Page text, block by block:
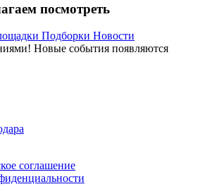
посмотреть
Подборки Новости
Новые события появляются
соглашение